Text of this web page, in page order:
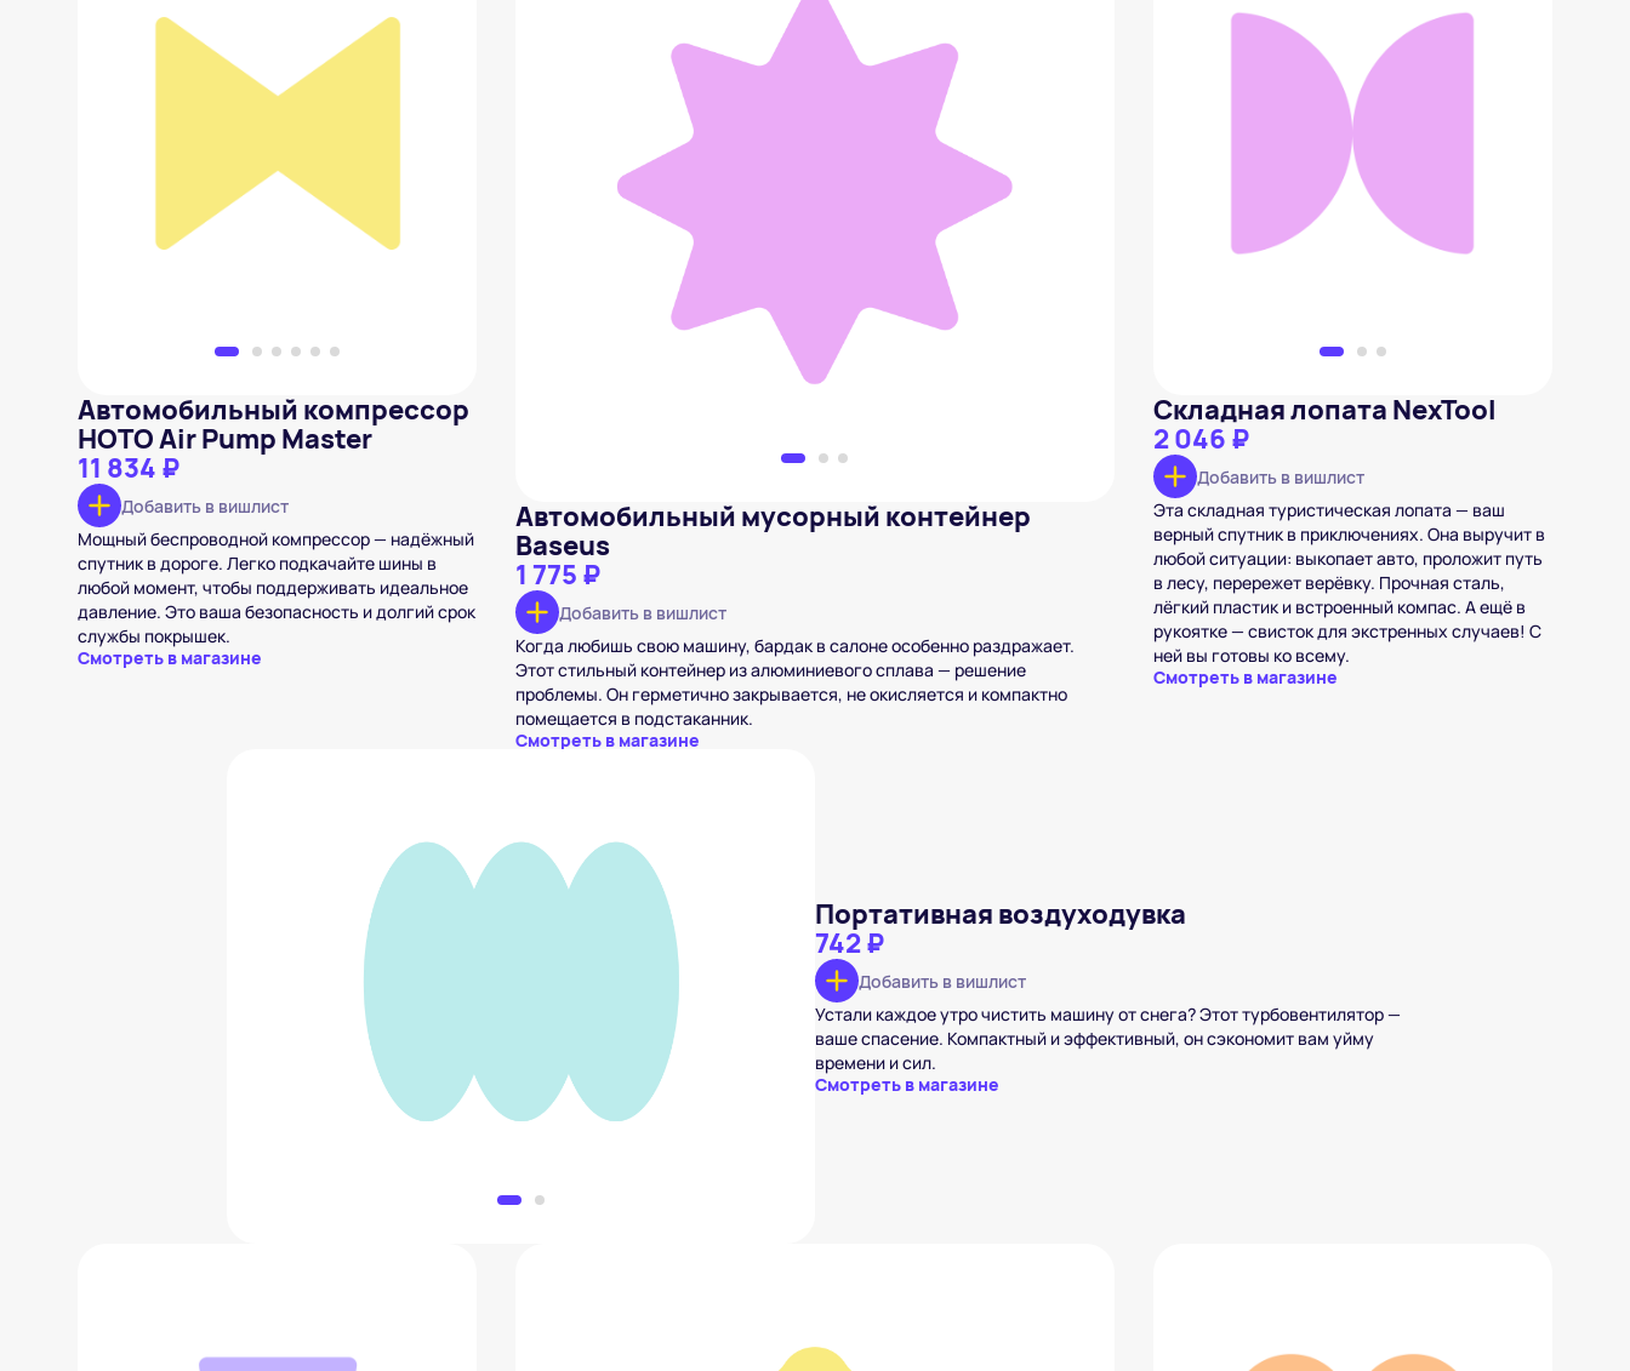
11 834 ₽
Добавить в вишлист
Автомобильный компрессор
HOTO Air Pump Master
11 834 ₽
Добавить в вишлист
Мощный беспроводной компрессор — надёжный
спутник в дороге. Легко подкачайте шины в
любой момент, чтобы поддерживать идеальное
давление. Это ваша безопасность и долгий срок
службы покрышек.
Смотреть в магазине
Автомобильный мусорный контейнер Baseus
Автомобильный мусорный контейнер
Baseus
1 775 ₽
Добавить в вишлист
Когда любишь свою машину, бардак в салоне особенно раздражает.
Этот стильный контейнер из алюминиевого сплава — решение
проблемы. Он герметично закрывается, не окисляется и компактно
помещается в подстаканник.
Смотреть в магазине
Складная лопата NexTool
2 046 ₽
Добавить в вишлист
Складная лопата NexTool
2 046 ₽
Добавить в вишлист
Эта складная туристическая лопата — ваш
верный спутник в приключениях. Она выручит в
любой ситуации: выкопает авто, проложит путь
в лесу, перережет верёвку. Прочная сталь,
лёгкий пластик и встроенный компас. А ещё в
рукоятке — свисток для экстренных случаев! С
ней вы готовы ко всему.
Смотреть в магазине
Портативная воздуходувка
742 ₽
Добавить в вишлист
Устали каждое утро чистить машину от снега? Этот турбовентилятор —
ваше спасение. Компактный и эффективный, он сэкономит вам уйму
времени и сил.
Смотреть в магазине